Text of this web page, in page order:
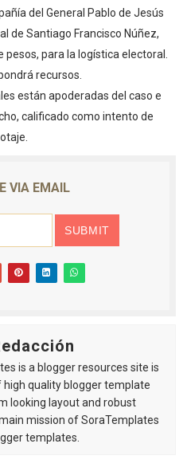
del General Pablo de Jesús
de Santiago Francisco Núñez,
para la logística electoral.
recursos.
están apoderadas del caso e
calificado como intento de
VIA EMAIL
is a blogger resources site is
high quality blogger template
looking layout and robust
mission of SoraTemplates
templates.